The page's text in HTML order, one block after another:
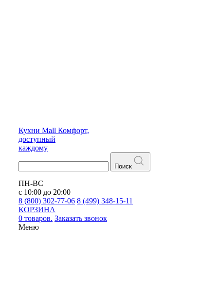
Кухни Mall Комфорт,
доступный
каждому
Поиск
ПН-ВС
с 10:00 до 20:00
8 (800) 302-77-06 8 (499) 348-15-11
КОРЗИНА
0 товаров. Заказать звонок
Меню